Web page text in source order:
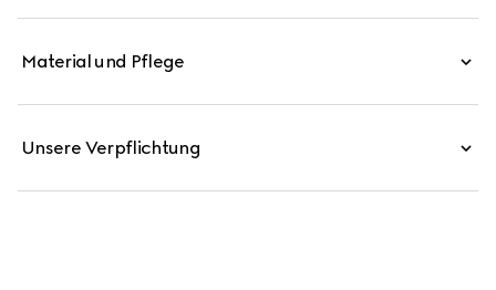
Material und Pflege
Unsere Verpflichtung